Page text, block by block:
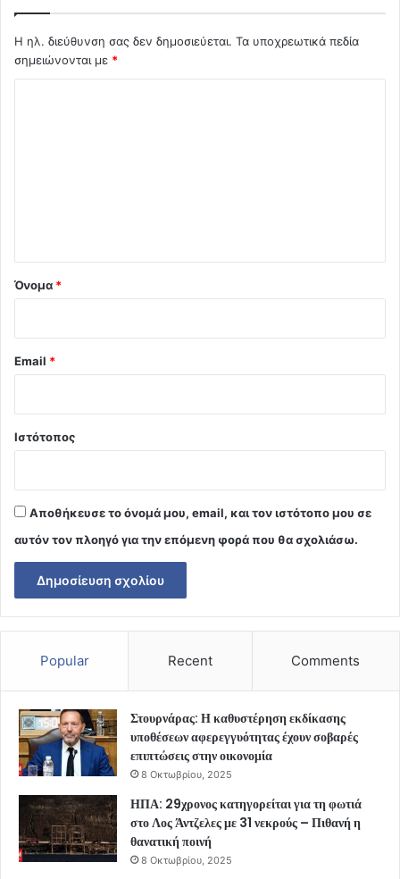
Η ηλ. διεύθυνση σας δεν δημοσιεύεται. Τα υποχρεωτικά πεδία
σημειώνονται με *
Όνομα *
Email *
Ιστότοπος
Αποθήκευσε το όνομά μου, email, και τον ιστότοπο μου σε
αυτόν τον πλοηγό για την επόμενη φορά που θα σχολιάσω.
Popular Recent Comments
Στουρνάρας: Η καθυστέρηση εκδίκασης
υποθέσεων αφερεγγυότητας έχουν σοβαρές
επιπτώσεις στην οικονομία
8 Οκτωβρίου, 2025
ΗΠΑ: 29χρονος κατηγορείται για τη φωτιά
στο Λος Άντζελες με 31 νεκρούς – Πιθανή η
θανατική ποινή
8 Οκτωβρίου, 2025